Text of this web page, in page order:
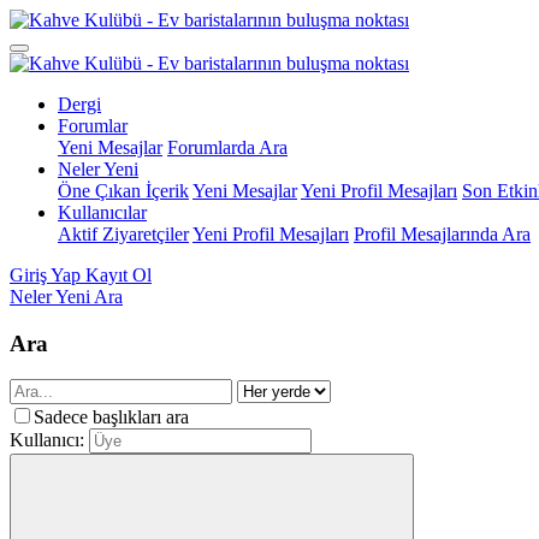
Dergi
Forumlar
Yeni Mesajlar Forumlarda Ara
Neler Yeni
Öne Çıkan İçerikYeni MesajlarYeni Profil Mesajları Son
Kullanıcılar
Aktif ZiyaretçilerYeni Profil Mesajları Profil Mesajlarında Ara
Giriş Yap Kayıt Ol
Neler Yeni Ara
Ara
Sadece başlıkları ara
Kullanıcı: